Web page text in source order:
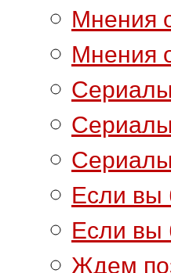
Мнения
Мнения
Если вы
Если вы
Ждем